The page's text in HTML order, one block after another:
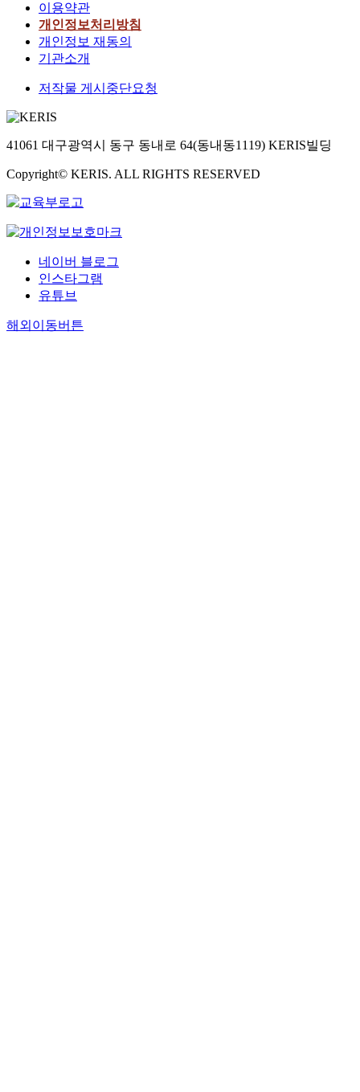
이용약관
개인정보처리방침
개인정보 재동의
기관소개
저작물 게시중단요청
41061 대구광역시 동구 동내로 64(동내동1119) KERIS빌딩
Copyright© KERIS. ALL RIGHTS RESERVED
네이버 블로그
인스타그램
유튜브
해외이동버튼